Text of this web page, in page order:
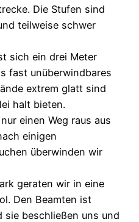
Die Stufen sind
teilweise schwer
sich ein drei Meter
fast unüberwindbares
extrem glatt sind
halt bieten.
einen Weg raus aus
einigen
überwinden wir
geraten wir in eine
Den Beamten ist
sie beschließen uns und